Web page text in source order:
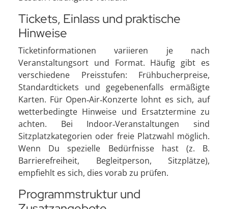
Tickets, Einlass und praktische
Hinweise
Ticketinformationen variieren je nach
Veranstaltungsort und Format. Häufig gibt es
verschiedene Preisstufen: Frühbucherpreise,
Standardtickets und gegebenenfalls ermäßigte
Karten. Für Open‑Air‑Konzerte lohnt es sich, auf
wetterbedingte Hinweise und Ersatztermine zu
achten. Bei Indoor‑Veranstaltungen sind
Sitzplatzkategorien oder freie Platzwahl möglich.
Wenn Du spezielle Bedürfnisse hast (z. B.
Barrierefreiheit, Begleitperson, Sitzplätze),
empfiehlt es sich, dies vorab zu prüfen.
Programmstruktur und